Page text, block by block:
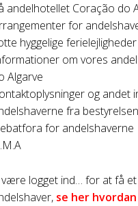
andelhotellet Coração do
for
hyggelige
om vores
Algarve
og andet
fra bestyrelsen
for andelshaverne
være logget ind… for at få et
se her